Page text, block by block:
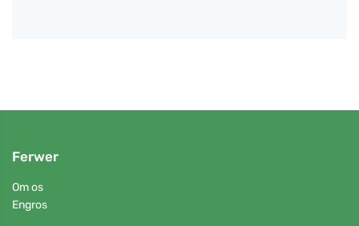
Ferwer
Om os
Engros